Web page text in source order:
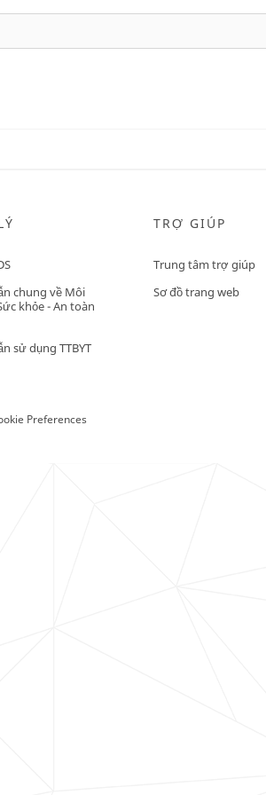
chung về Môi
khỏe - An toàn
sử dụng TTBYT
TRỢ GIÚP
Trung tâm trợ giúp
Sơ đồ trang web
Preferences